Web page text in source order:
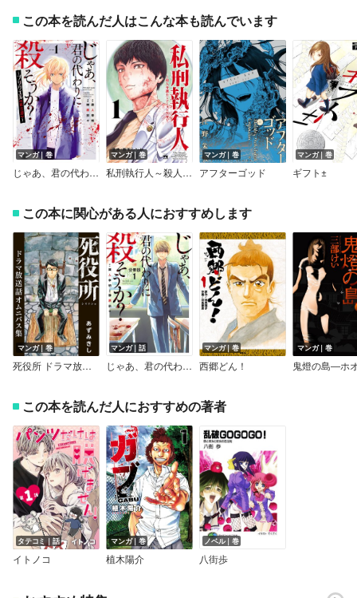
この本を読んだ人はこんな本も読んでいます
マンガ｜巻
じゃあ、君の代わりに殺そうか？～プリクエル【前日譚】～
マンガ｜巻
私刑執行人～殺人弁護士とテミスの天秤～【電子単行本】
マンガ｜巻
アフターゴッド
マンガ｜巻
ギフト±
この本に関心がある人におすすめします
マンガ｜巻
死役所 ドラマ放送話オムニバス集
マンガ｜話
じゃあ、君の代わりに殺そうか？【分冊版】
マンガ｜巻
西郷どん！
マンガ｜巻
この本を読んだ人におすすめの著者
タテコミ｜話
イトノコ
マンガ｜巻
植木陽介
ノベル｜巻
八街歩